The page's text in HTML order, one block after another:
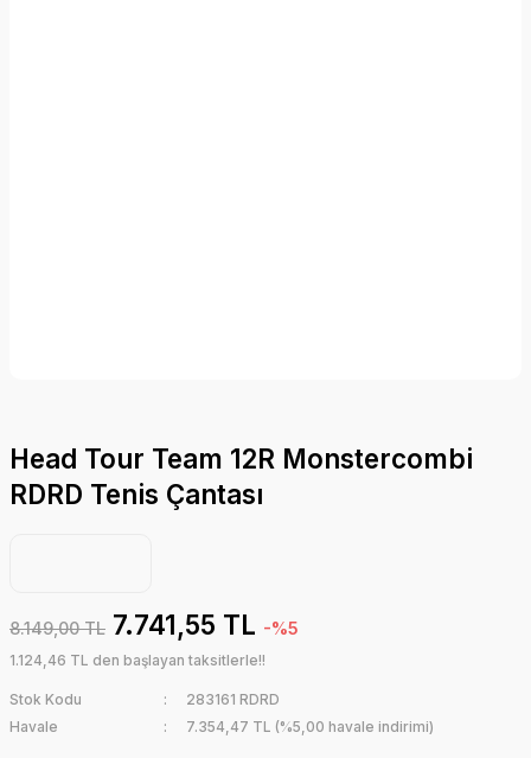
Head Tour Team 12R Monstercombi
RDRD Tenis Çantası
8.149,00 TL 7.741,55 TL -%5
1.124,46 TL den başlayan taksitlerle!!
Stok Kodu
283161 RDRD
Havale
7.354,47 TL (%5,00 havale indirimi)